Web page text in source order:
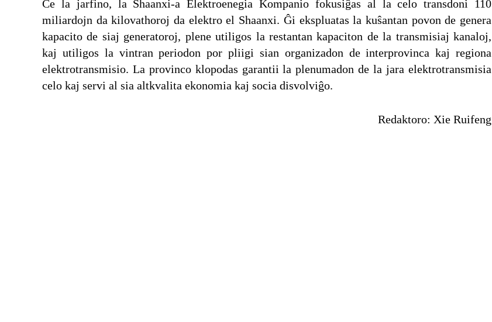
Ĉe la jarfino, la Shaanxi-a Elektroenegia Kompanio fokusiĝas al la celo transdoni 110
miliardojn da kilovathoroj da elektro el Shaanxi. Ĝi ekspluatas la kuŝantan povon de genera
kapacito de siaj generatoroj, plene utiligos la restantan kapaciton de la transmisiaj kanaloj,
kaj utiligos la vintran periodon por pliigi sian organizadon de interprovinca kaj regiona
elektrotransmisio. La provinco klopodas garantii la plenumadon de la jara elektrotransmisia
celo kaj servi al sia altkvalita ekonomia kaj socia disvolviĝo.
Redaktoro: Xie Ruifeng